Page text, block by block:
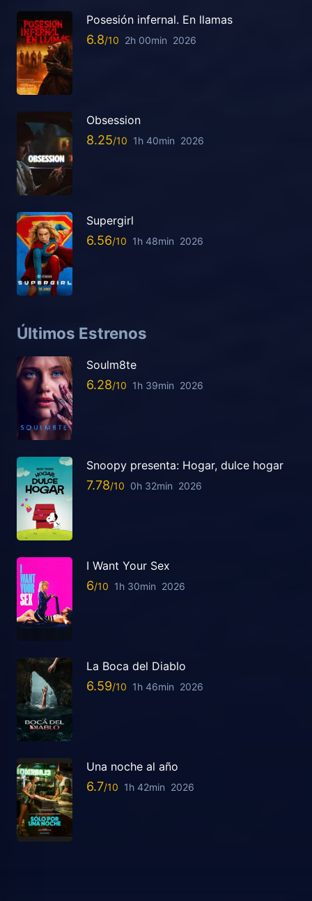
Posesión infernal. En llamas
6.8 2h 00min 2026
Obsession
8.25 1h 40min 2026
Supergirl
6.56 1h 48min 2026
Últimos Estrenos
Soulm8te
6.28 1h 39min 2026
Snoopy presenta: Hogar, dulce hogar
7.78 0h 32min 2026
I Want Your Sex
6 1h 30min 2026
La Boca del Diablo
6.59 1h 46min 2026
Una noche al año
6.7 1h 42min 2026